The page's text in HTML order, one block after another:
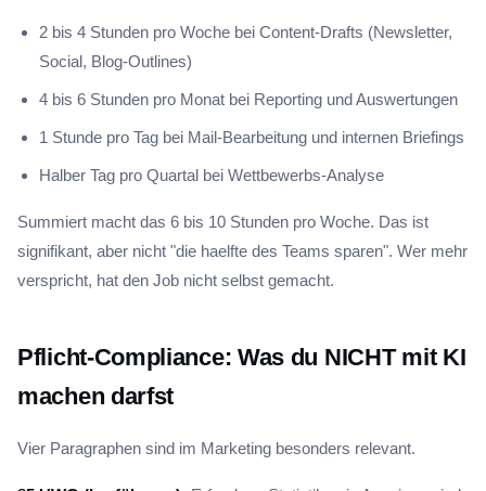
2 bis 4 Stunden pro Woche bei Content-Drafts (Newsletter,
Social, Blog-Outlines)
4 bis 6 Stunden pro Monat bei Reporting und Auswertungen
1 Stunde pro Tag bei Mail-Bearbeitung und internen Briefings
Halber Tag pro Quartal bei Wettbewerbs-Analyse
Summiert macht das 6 bis 10 Stunden pro Woche. Das ist
signifikant, aber nicht "die haelfte des Teams sparen". Wer mehr
verspricht, hat den Job nicht selbst gemacht.
Pflicht-Compliance: Was du NICHT mit KI
machen darfst
Vier Paragraphen sind im Marketing besonders relevant.